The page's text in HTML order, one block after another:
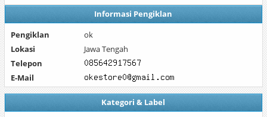
Informasi Pengiklan
Pengiklan
ok
Lokasi
Jawa Tengah
Telepon
E-Mail
Kategori & Label